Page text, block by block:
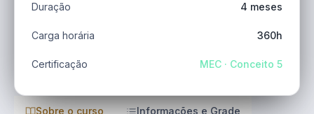
Sobre o curso Informações e Grade
Duração 4 meses
Carga horária 360h
Certificação MEC · Conceito 5